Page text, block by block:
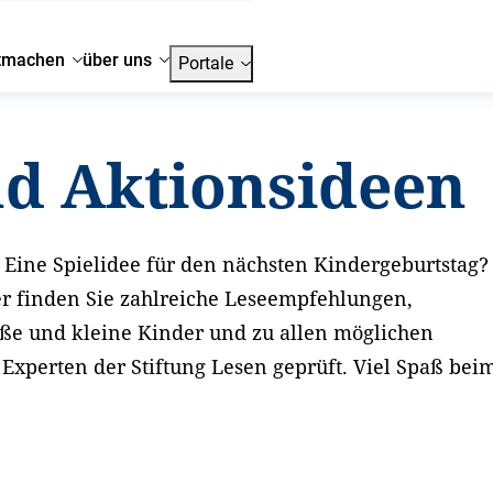
über uns Portale
Aktionsideen
Spielidee für den nächsten Kindergeburtstag?
finden Sie zahlreiche Leseempfehlungen,
und kleine Kinder und zu allen möglichen
der Stiftung Lesen geprüft. Viel Spaß